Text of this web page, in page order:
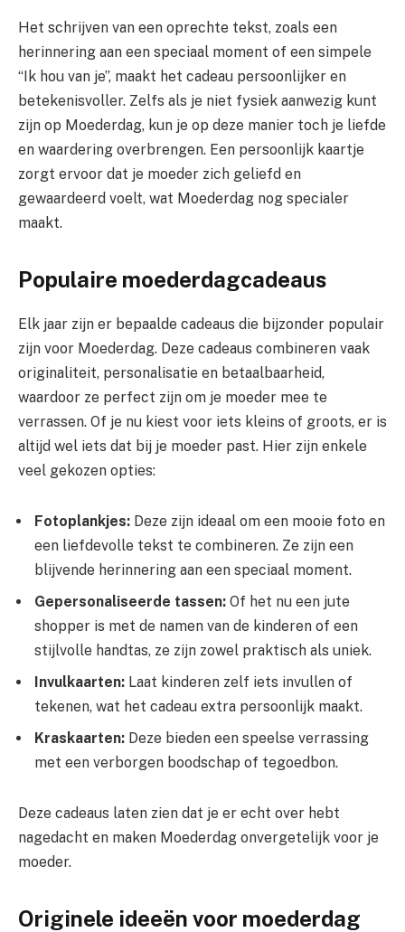
Het schrijven van een oprechte tekst, zoals een
herinnering aan een speciaal moment of een simpele
“Ik hou van je”, maakt het cadeau persoonlijker en
betekenisvoller. Zelfs als je niet fysiek aanwezig kunt
zijn op Moederdag, kun je op deze manier toch je liefde
en waardering overbrengen. Een persoonlijk kaartje
zorgt ervoor dat je moeder zich geliefd en
gewaardeerd voelt, wat Moederdag nog specialer
maakt.
Populaire moederdagcadeaus
Elk jaar zijn er bepaalde cadeaus die bijzonder populair
zijn voor Moederdag. Deze cadeaus combineren vaak
originaliteit, personalisatie en betaalbaarheid,
waardoor ze perfect zijn om je moeder mee te
verrassen. Of je nu kiest voor iets kleins of groots, er is
altijd wel iets dat bij je moeder past. Hier zijn enkele
veel gekozen opties:
Fotoplankjes: Deze zijn ideaal om een mooie foto en
een liefdevolle tekst te combineren. Ze zijn een
blijvende herinnering aan een speciaal moment.
Gepersonaliseerde tassen: Of het nu een jute
shopper is met de namen van de kinderen of een
stijlvolle handtas, ze zijn zowel praktisch als uniek.
Invulkaarten: Laat kinderen zelf iets invullen of
tekenen, wat het cadeau extra persoonlijk maakt.
Kraskaarten: Deze bieden een speelse verrassing
met een verborgen boodschap of tegoedbon.
Deze cadeaus laten zien dat je er echt over hebt
nagedacht en maken Moederdag onvergetelijk voor je
moeder.
Originele ideeën voor moederdag